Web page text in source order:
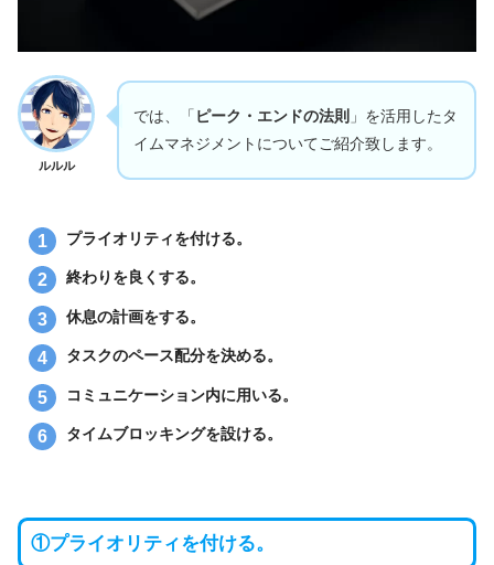
ルルル
では、「 ピーク・エンドの法則 」を活用したタ
イムマネジメントについてご紹介致します。
プライオリティを付ける。
終わりを良くする。
休息の計画をする。
タスクのペース配分を決める。
コミュニケーション内に用いる。
タイムブロッキングを設ける。
①プライオリティを付ける。